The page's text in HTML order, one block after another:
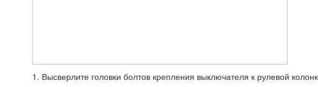
1. Высверлите головки болтов крепления выключателя к рулевой